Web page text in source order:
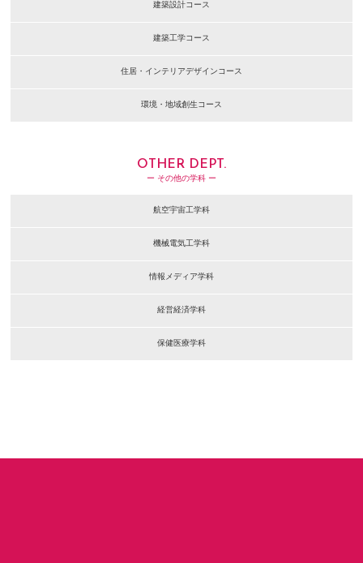
建築設計コース
建築工学コース
住居・インテリアデザインコース
環境・地域創生コース
OTHER DEPT.
ー その他の学科 ー
航空宇宙工学科
機械電気工学科
情報メディア学科
経営経済学科
保健医療学科